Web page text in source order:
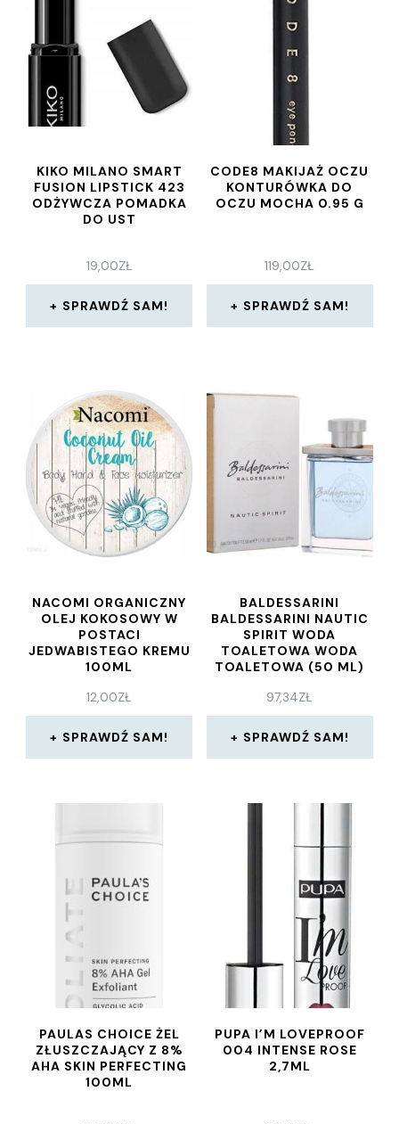
KIKO MILANO SMART
FUSION LIPSTICK 423
ODŻYWCZA POMADKA
DO UST
19,00ZŁ
SPRAWDŹ SAM!
CODE8 MAKIJAŻ OCZU
KONTURÓWKA DO
OCZU MOCHA 0.95 G
119,00ZŁ
SPRAWDŹ SAM!
NACOMI ORGANICZNY
OLEJ KOKOSOWY W
POSTACI
JEDWABISTEGO KREMU
100ML
12,00ZŁ
SPRAWDŹ SAM!
BALDESSARINI
BALDESSARINI NAUTIC
SPIRIT WODA
TOALETOWA WODA
TOALETOWA (50 ML)
97,34ZŁ
SPRAWDŹ SAM!
PAULAS CHOICE ŻEL
ZŁUSZCZAJĄCY Z 8%
AHA SKIN PERFECTING
100ML
PUPA I’M LOVEPROOF
004 INTENSE ROSE
2,7ML